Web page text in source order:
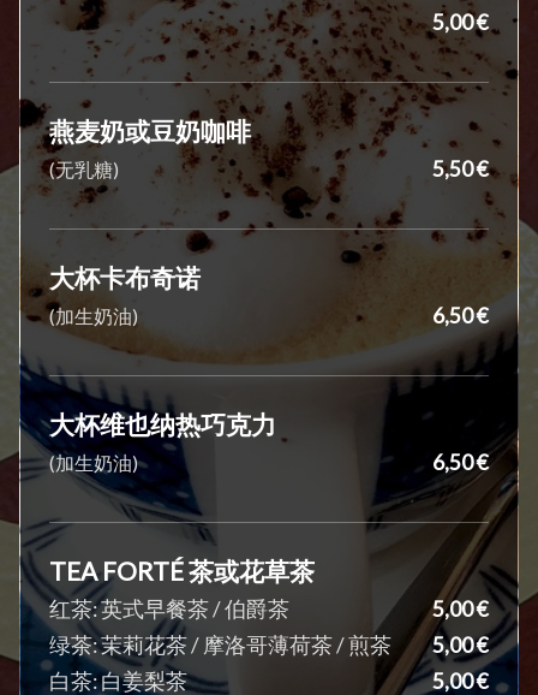
5,00 €
燕麦奶或豆奶咖啡
(无乳糖) 5,50 €
大杯卡布奇诺
(加生奶油) 6,50 €
大杯维也纳热巧克力
(加生奶油) 6,50 €
TEA FORTÉ 茶或花草茶
红茶: 英式早餐茶 / 伯爵茶
5,00 €
绿茶: 茉莉花茶 / 摩洛哥薄荷茶 / 煎茶
5,00 €
白茶: 白姜梨茶
5,00 €